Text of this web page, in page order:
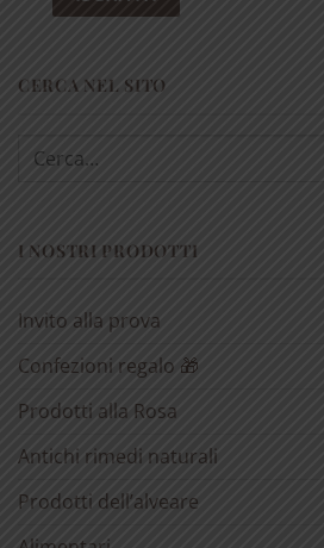
CERCA NEL SITO
Cerca:
I NOSTRI PRODOTTI
Invito alla prova
Confezioni regalo 🎁
Prodotti alla Rosa
Antichi rimedi naturali
Prodotti dell’alveare